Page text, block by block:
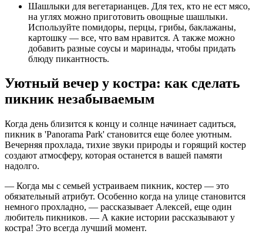
Шашлыки для вегетарианцев. Для тех, кто не ест мясо,
на углях можно приготовить овощные шашлыки.
Используйте помидоры, перцы, грибы, баклажаны,
картошку — все, что вам нравится. А также можно
добавить разные соусы и маринады, чтобы придать
блюду пикантность.
Уютный вечер у костра: как сделать
пикник незабываемым
Когда день близится к концу и солнце начинает садиться,
пикник в 'Panorama Park' становится еще более уютным.
Вечерняя прохлада, тихие звуки природы и горящий костер
создают атмосферу, которая останется в вашей памяти
надолго.
— Когда мы с семьей устраиваем пикник, костер — это
обязательный атрибут. Особенно когда на улице становится
немного прохладно, — рассказывает Алексей, еще один
любитель пикников. — А какие истории рассказывают у
костра! Это всегда лучший момент.